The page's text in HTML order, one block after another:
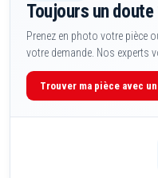
Toujours un doute
Prenez en photo votre pièce
votre demande. Nos experts
Trouver ma pièce avec